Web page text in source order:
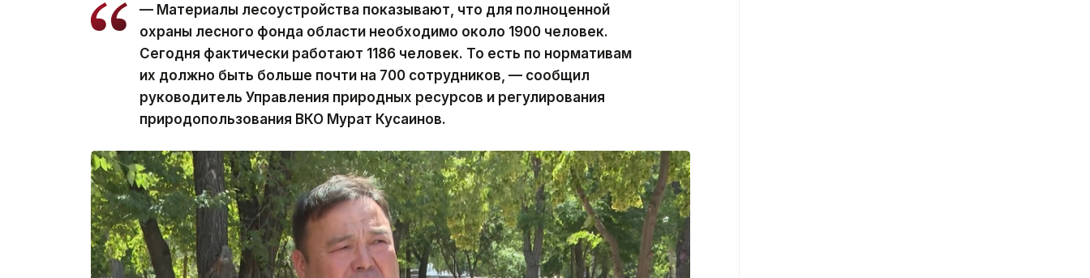
— Материалы лесоустройства показывают, что для полноценной
охраны лесного фонда области необходимо около 1900 человек.
Сегодня фактически работают 1186 человек. То есть по нормативам
их должно быть больше почти на 700 сотрудников, — сообщил
руководитель Управления природных ресурсов и регулирования
природопользования ВКО Мурат Кусаинов.